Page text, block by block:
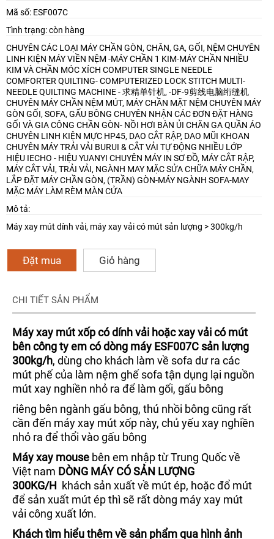
Mã số: ESF007C
Tình trạng: còn hàng
CHUYÊN CÁC LOẠI MÁY CHẦN GÒN, CHĂN, GA, GỐI, NỆM CHUYÊN
LINH KIỆN MÁY VIỀN NỆM -MÁY CHẦN 1 KIM-MÁY CHẦN NHIỀU
KIM VÀ CHẦN MÓC XÍCH COMPUTER SINGLE NEEDLE
COMFORTER QUILTING- COMPUTERIZED LOCK STITCH MULTI-
NEEDLE QUILTING MACHINE - 求精单针机, -DF-9剪线电脑绗缝机
CHUYÊN MÁY CHẦN NỆM MÚT, MÁY CHẦN MẶT NỆM CHUYÊN MÁY
GÒN GỐI, SOFA, GẤU BÔNG CHUYÊN NHẬN CÁC ĐƠN ĐẶT HÀNG
GỐI VÀ GIA CÔNG CHẦN GÒN- NỒI HƠI BÀN ỦI CHĂN GA QUẦN ÁO
CHUYÊN LINH KIỆN MỰC HP45, DAO CẮT RẬP, DAO MŨI KHOAN
CHUYÊN MÁY TRẢI VẢI BURUI & CẮT VẢI TỰ ĐỘNG NHIỀU LỚP
HIỆU IECHO - HIỆU YUANYI CHUYÊN MÁY IN SƠ ĐỒ, MÁY CẮT RẬP,
MÁY CẮT VẢI, TRẢI VẢI, NGÀNH MAY MẶCSỬA CHỮA MÁY CHẦN,
LẮP ĐẶT MÁY CHẦN GÒN, (TRẦN) GÒN-MÁY NGÀNH SOFA-MAY
MẶC MÁY LÀM RÈM MÀN CỬA
Mô tả:
Máy xay mút dính vải, máy xay vải có mút sản lượng > 300kg/h
Đặt mua Giỏ hàng
CHI TIẾT SẢN PHẨM
Máy xay mút xốp có dính vải hoặc xay vải có mút
bên công ty em có dòng máy ESF007C sản lượng
300kg/h, dùng cho khách làm về sofa dư ra các
mút phế của làm nệm ghế sofa tận dụng lại nguồn
mút xay nghiền nhỏ ra để làm gối, gấu bông
riêng bên ngành gấu bông, thú nhồi bông cũng rất
cần đến máy xay mút xốp này, chủ yếu xay nghiền
nhỏ ra để thổi vào gấu bông
Máy xay mouse bên em nhập từ Trung Quốc về
Việt nam DÒNG MÁY CÓ SẢN LƯỢNG
300KG/H khách sản xuất về mút ép, hoặc đổ mút
để sản xuất mút ép thì sẽ rất dòng máy xay mút
vải công xuất lớn.
Khách tìm hiểu thêm về sản phẩm qua hình ảnh